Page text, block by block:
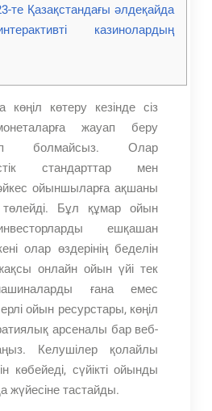
те Қазақстандағы әлдеқайда
казинолардың
көңіл көтеру кезінде сіз
жауап беру
болмайсыз. Олар
стандарттар мен
ойыншыларға ақшаны
Бұл құмар ойын
ешқашан
олар өздерінің беделін
онлайн ойын үйі тек
ғана емес
ойын ресурстары, көңіл
арсеналы бар веб-
Келушілер қолайлы
көбейеді, сүйікті ойынды
жүйесіне тастайды.